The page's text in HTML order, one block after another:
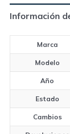
Alemania
Información
Marca
Modelo
Año
Estado
Cambios